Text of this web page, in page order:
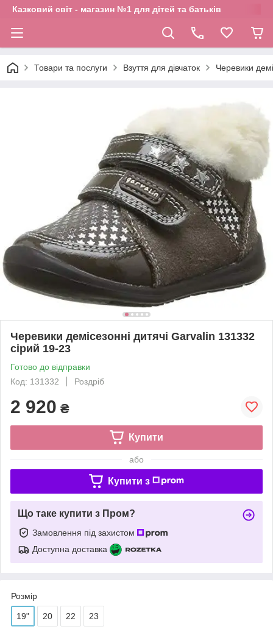
Казковий світ - магазин №1 для дітей та батьків
Товари та послуги Взуття для дівчаток Черевики
Черевики демісезонні дитячі Garvalin 131332
сірий 19-23
Готово до відправки
Код: 131332
Роздріб
2 920 ₴
Купити
або
Купити з
Що таке купити з Пром?
Замовлення під захистом
Доступна доставка
Розмір
19" 20 22 23